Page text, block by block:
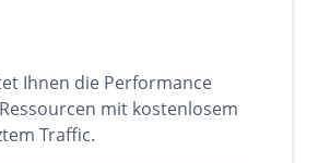
Ihnen die Performance
mit kostenlosem
Traffic.